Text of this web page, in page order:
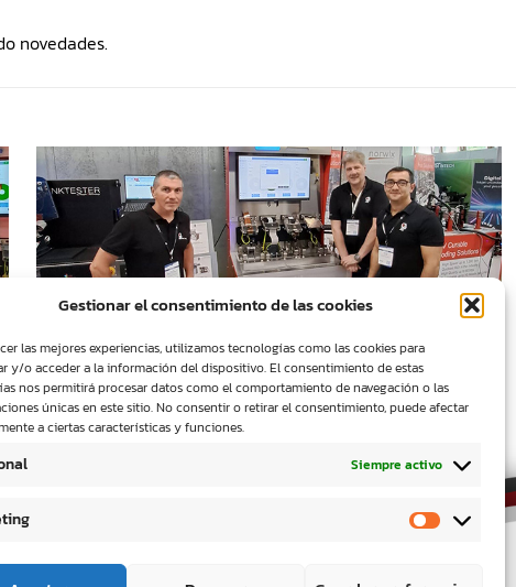
Gestionar el consentimiento de las cookies
las mejores experiencias, utilizamos tecnologías como las cookies para
y/o acceder a la información del dispositivo. El consentimiento de estas
nos permitirá procesar datos como el comportamiento de navegación o las
únicas en este sitio. No consentir o retirar el consentimiento, puede afectar
a ciertas características y funciones.
Siempre activo
novedades.
DAYS 2025